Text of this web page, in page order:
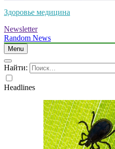
Здоровье медицина
Newsletter
Random News
Menu
Найти:
Headlines